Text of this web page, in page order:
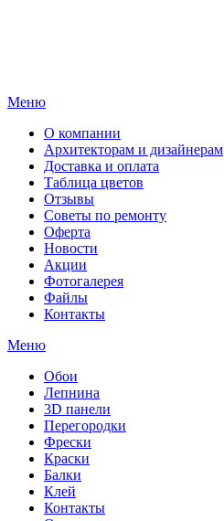
Меню|
О компании
Архитекторам и дизайнерам
Доставка и оплата
Таблица цветов
Отзывы
Советы по ремонту
Оферта
Новости
Акции
Фотогалерея
Файлы
Контакты
Меню
Обои
Лепнина
3D панели
Перегородки
Фрески
Краски
Балки
Клей
Контакты